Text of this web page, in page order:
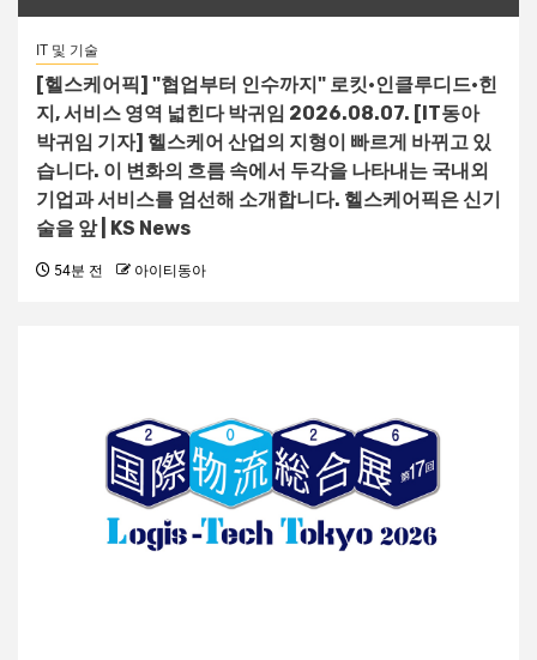
IT 및 기술
[헬스케어픽] "협업부터 인수까지" 로킷·인클루디드·힌
지, 서비스 영역 넓힌다 박귀임 2026.08.07. [IT동아
박귀임 기자] 헬스케어 산업의 지형이 빠르게 바뀌고 있
습니다. 이 변화의 흐름 속에서 두각을 나타내는 국내외
기업과 서비스를 엄선해 소개합니다. 헬스케어픽은 신기
술을 앞 | KS News
54분 전 아이티동아